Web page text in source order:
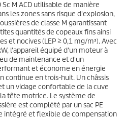
M ACD utilisable de manière
les zones sans risque d'explosion,
de classe M garantissant
quantités de copeaux fins ainsi
et nocives (LEP ≥ 0,1 mg/m³). Avec
l'appareil équipé d'un moteur à
de maintenance et d'un
et économe en énergie
continue en trois-huit. Un châssis
un vidage confortable de la cuve
tête motrice. Le système de
est complété par un sac PE
intégré et flexible de compensation